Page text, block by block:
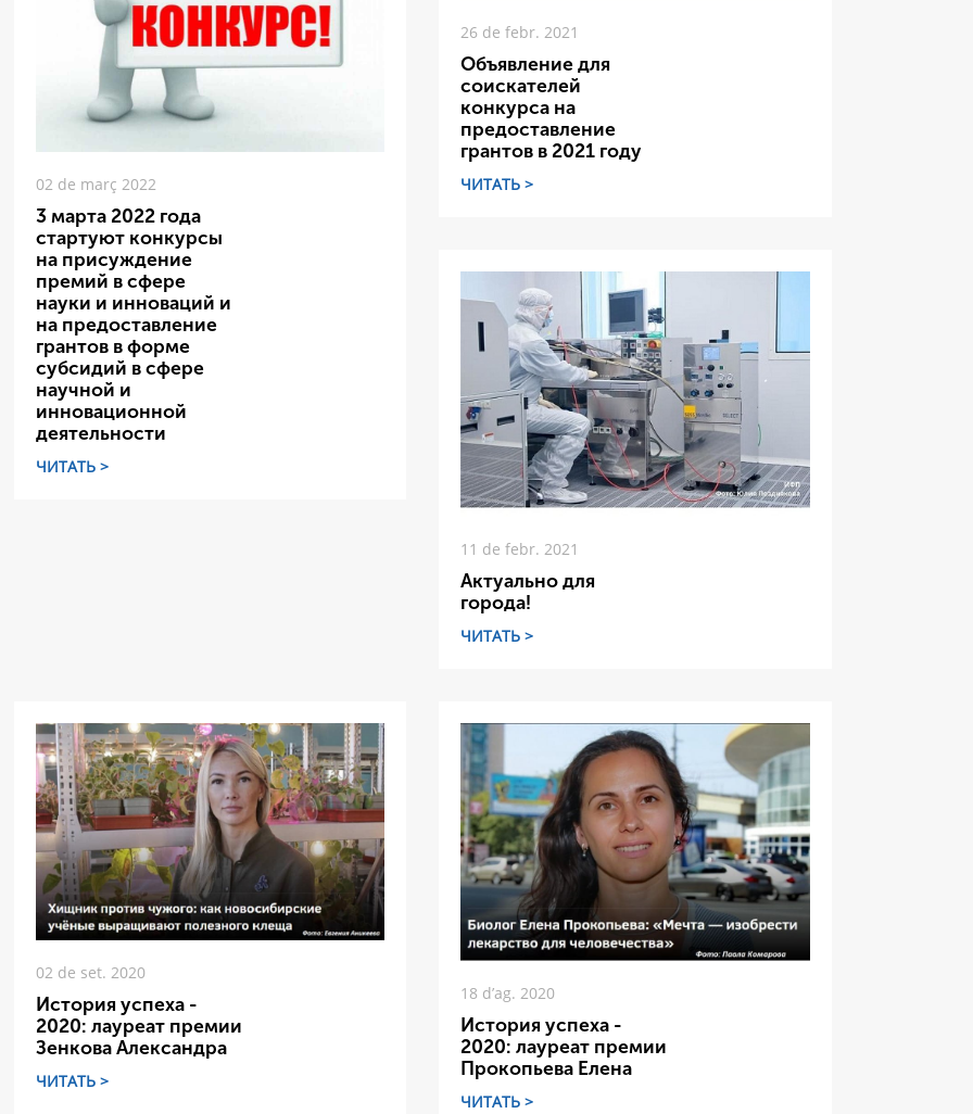
02 de març 2022
3 марта 2022 года
стартуют конкурсы
на присуждение
премий в сфере
науки и инноваций и
на предоставление
грантов в форме
субсидий в сфере
научной и
инновационной
деятельности
ЧИТАТЬ >
26 de febr. 2021
Объявление для
соискателей
конкурса на
предоставление
грантов в 2021 году
ЧИТАТЬ >
11 de febr. 2021
Актуально для
города!
ЧИТАТЬ >
02 de set. 2020
История успеха -
2020: лауреат премии
Зенкова Александра
ЧИТАТЬ >
18 d’ag. 2020
История успеха -
2020: лауреат премии
Прокопьева Елена
ЧИТАТЬ >